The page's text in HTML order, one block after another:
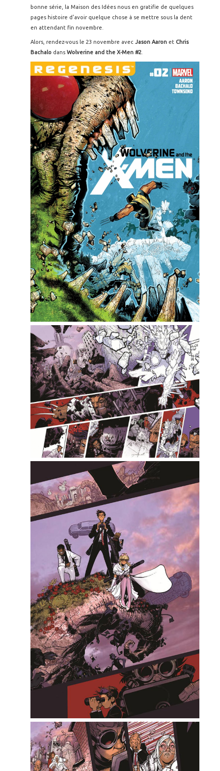
bonne série, la Maison des Idées nous en gratifie de quelques
pages histoire d'avoir quelque chose à se mettre sous la dent
en attendant fin novembre.
Alors, rendez-vous le 23 novembre avec Jason Aaron et Chris
Bachalo dans Wolverine and the X-Men #2